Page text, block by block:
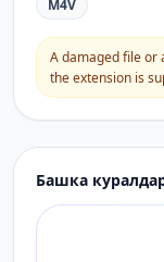
M4V
A damaged file or
the extension is
Башка